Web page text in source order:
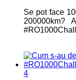
Se pot face
200000km?
4